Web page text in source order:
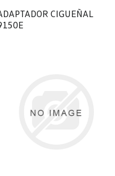
CIGUEÑAL